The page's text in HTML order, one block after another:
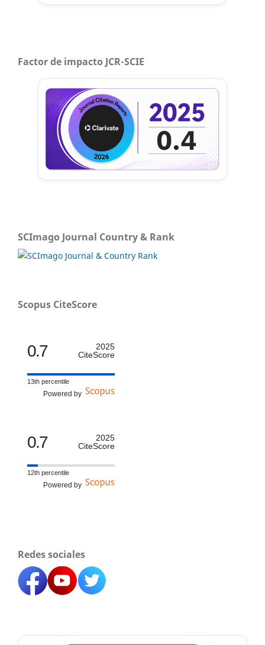
Factor de impacto JCR-SCIE
SCImago Journal Country & Rank
Scopus CiteScore
0.7
2025
CiteScore
13th percentile
Powered by
0.7
2025
CiteScore
12th percentile
Powered by
Redes sociales